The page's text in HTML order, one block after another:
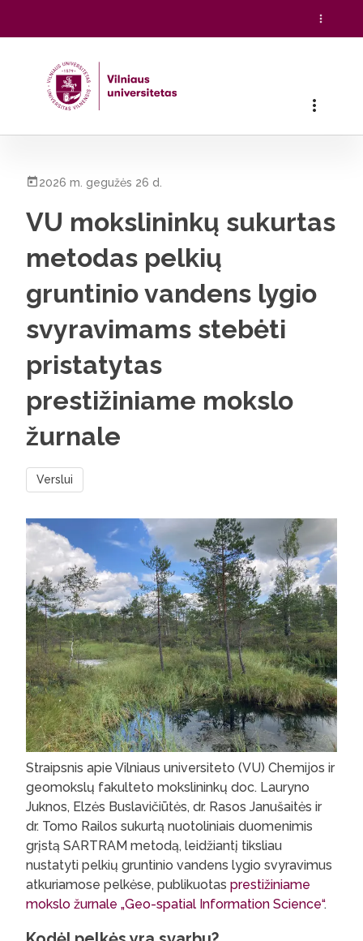
2026 m. gegužės 26 d.
VU mokslininkų sukurtas
metodas pelkių
gruntinio vandens lygio
svyravimams stebėti
pristatytas
prestižiniame mokslo
žurnale
Verslui
Straipsnis apie Vilniaus universiteto (VU) Chemijos ir
geomokslų fakulteto mokslininkų doc. Lauryno
Juknos, Elzės Buslavičiūtės, dr. Rasos Janušaitės ir
dr. Tomo Railos sukurtą nuotoliniais duomenimis
grįstą SARTRAM metodą, leidžiantį tiksliau
nustatyti pelkių gruntinio vandens lygio svyravimus
atkuriamose pelkėse, publikuotas prestižiniame
mokslo žurnale „Geo-spatial Information Science“.